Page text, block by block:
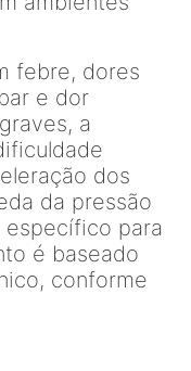
febre, dores
e dor
a
dos
da pressão
para
é baseado
conforme